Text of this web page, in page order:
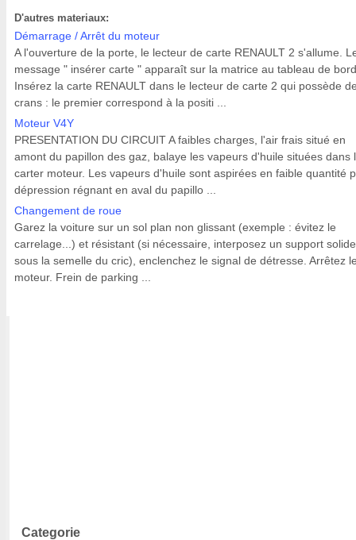
D'autres materiaux:
Démarrage / Arrêt du moteur
A l'ouverture de la porte, le lecteur de carte RENAULT 2 s'allume.
message " insérer carte " apparaît sur la matrice au tableau de
Insérez la carte RENAULT dans le lecteur de carte 2 qui possède
crans : le premier correspond à la positi ...
Moteur V4Y
PRESENTATION DU CIRCUIT A faibles charges, l'air frais situé en
amont du papillon des gaz, balaye les vapeurs d'huile situées dans
carter moteur. Les vapeurs d'huile sont aspirées en faible quantité
dépression régnant en aval du papillo ...
Changement de roue
Garez la voiture sur un sol plan non glissant (exemple : évitez le
carrelage...) et résistant (si nécessaire, interposez un support solide
sous la semelle du cric), enclenchez le signal de détresse. Arrêtez
moteur. Frein de parking ...
Categorie